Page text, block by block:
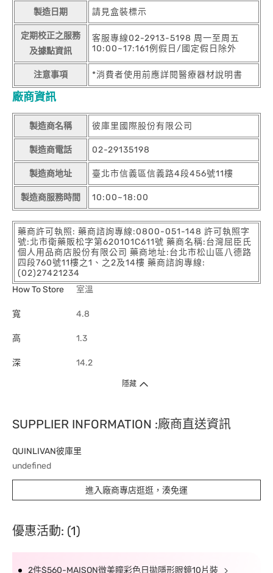
製造日期 請見盒裝標示
定期校正之服務
及據點資訊
客服專線02-2913-5198 周一至周五
10:00~17:161例假日/國定假日除外
注意事項 *消費者使用前應詳閱醫療器材說明書
廠商資訊
製造商名稱 彼庫里國際股份有限公司
製造商電話 02-29135198
製造商地址 臺北市信義區信義路4段456號11樓
製造商服務時間 10:00~18:00
藥商許可執照: 藥商諮詢專線:0800-051-148 許可執照字
號:北市衛藥販松字第620101C611號 藥商名稱:台灣屈臣氏
個人用品商店股份有限公司 藥商地址:台北市松山區八德路
四段760號11樓之1、之2及14樓 藥商諮詢專線:
(02)27421234
How To Store
室溫
寬 4.8
高 1.3
深 14.2
隱藏
SUPPLIER INFORMATION :廠商直送資訊
QUINLIVAN彼庫里
undefined
進入廠商專店逛逛，湊免運
優惠活動: (1)
2件$560-MAISON微美瞳彩色日拋隱形眼鏡10片裝